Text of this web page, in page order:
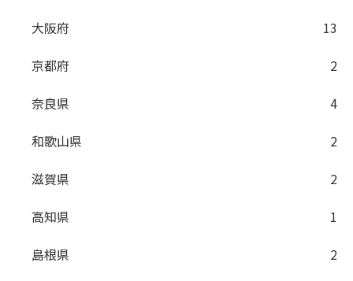
大阪府
13
京都府
2
奈良県
4
和歌山県
2
滋賀県
2
高知県
1
島根県
2